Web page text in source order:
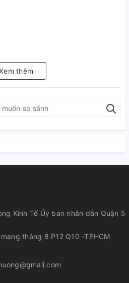
thêm
Kinh Tế Ủy ban nhân dân Quận 5
tháng 8 P12 Q10 -TPHCM